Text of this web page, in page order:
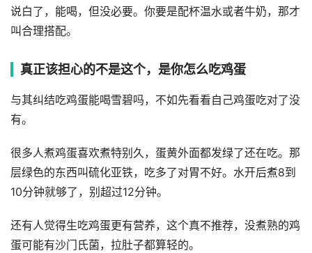
说白了，能喝，但没必要。你要是配杯温水或者牛奶，那才
叫合理搭配。
真正该担心的不是这个，是你怎么吃鸡蛋
与其纠结吃鸡蛋能喝雪碧吗，不如先看看自己鸡蛋吃对了没
有。
很多人煮鸡蛋喜欢煮特别久，蛋黄外面都发绿了还在吃。那
层绿色的东西叫硫化亚铁，吃多了对胃不好。水开后煮8到
10分钟就够了，别超过12分钟。
还有人觉得生吃鸡蛋更有营养，这个真不推荐，没煮熟的鸡
蛋可能有沙门氏菌，拉肚子都算轻的。